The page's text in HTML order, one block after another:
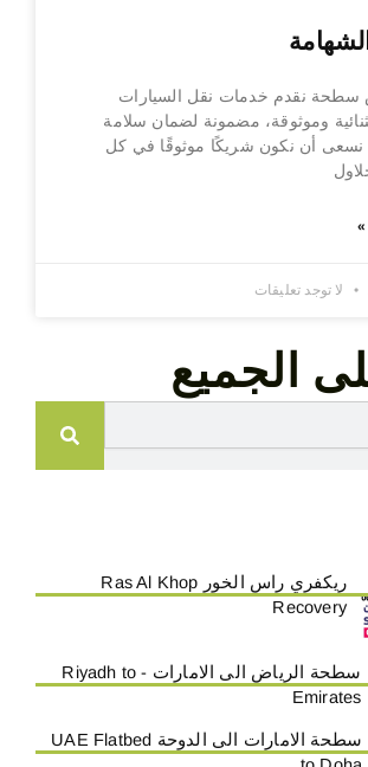
نقدم خدمات نقل السيارات
وموثوقة، مضمونة لضمان سلامة
نسعى أن نكون شريكًا موثوقًا في كل
لا توجد تعليقات
الجميع
ريكفري راس الخور Ras Al Khop
Recovery
سطحة الرياض الى الامارات - Riyadh to
Emirates
سطحة الامارات الى الدوحة UAE Flatbed